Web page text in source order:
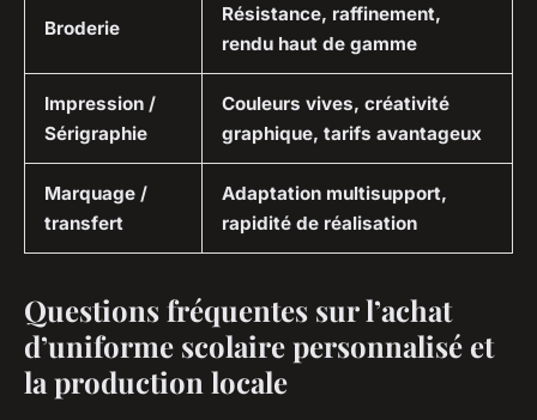
Broderie
Résistance, raffinement,
rendu haut de gamme
Impression /
Sérigraphie
Couleurs vives, créativité
graphique, tarifs avantageux
Marquage /
transfert
Adaptation multisupport,
rapidité de réalisation
Questions fréquentes sur l’achat
d’uniforme scolaire personnalisé et
la production locale